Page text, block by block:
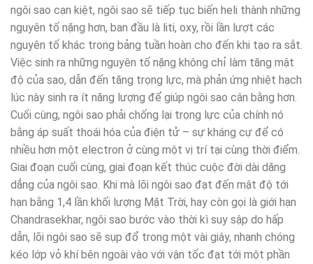
ngôi sao cạn kiệt, ngôi sao sẽ tiếp tục biến heli thành những
nguyên tố nặng hơn, ban đầu là liti, oxy, rồi lần lượt các
nguyên tố khác trong bảng tuần hoàn cho đến khi tạo ra sắt.
Việc sinh ra những nguyên tố nặng không chỉ làm tăng mật
độ của sao, dẫn đến tăng trọng lực, mà phản ứng nhiệt hạch
lúc này sinh ra ít năng lượng để giúp ngôi sao cân bằng hơn.
Cuối cùng, ngôi sao phải chống lại trọng lực của chính nó
bằng áp suất thoái hóa của điện tử – sự kháng cự để có
nhiều hơn một electron ở cùng một vị trí tại cùng thời điểm.
Giai đoạn cuối cùng, giai đoạn kết thúc cuộc đời dài dăng
dẳng của ngôi sao. Khi mà lõi ngôi sao đạt đến mật độ tới
hạn bằng 1,4 lần khối lượng Mặt Trời, hay còn gọi là giới hạn
Chandrasekhar, ngôi sao bước vào thời kì suy sập do hấp
dẫn, lõi ngôi sao sẽ sụp đổ trong một vài giây, nhanh chóng
kéo lớp vỏ khí bên ngoài vào với vận tốc đạt tới một phần